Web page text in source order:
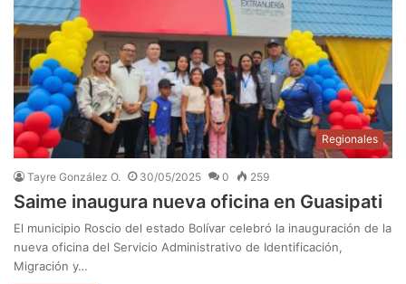
Regionales
Tayre González O. 30/05/2025 0 259
Saime inaugura nueva oficina en Guasipati
El municipio Roscio del estado Bolívar celebró la inauguración de la
nueva oficina del Servicio Administrativo de Identificación,
Migración y…